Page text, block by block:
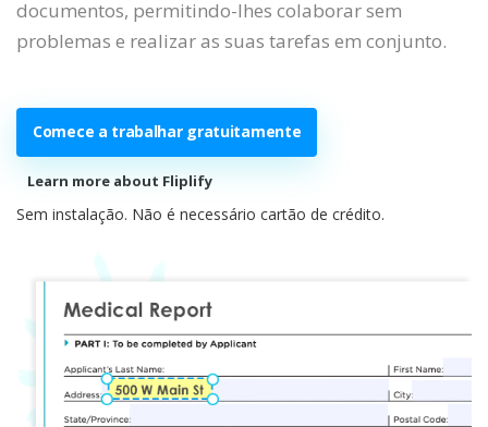
documentos, permitindo-lhes colaborar sem
problemas e realizar as suas tarefas em conjunto.
Comece a trabalhar gratuitamente
Learn more about Fliplify
Sem instalação. Não é necessário cartão de crédito.